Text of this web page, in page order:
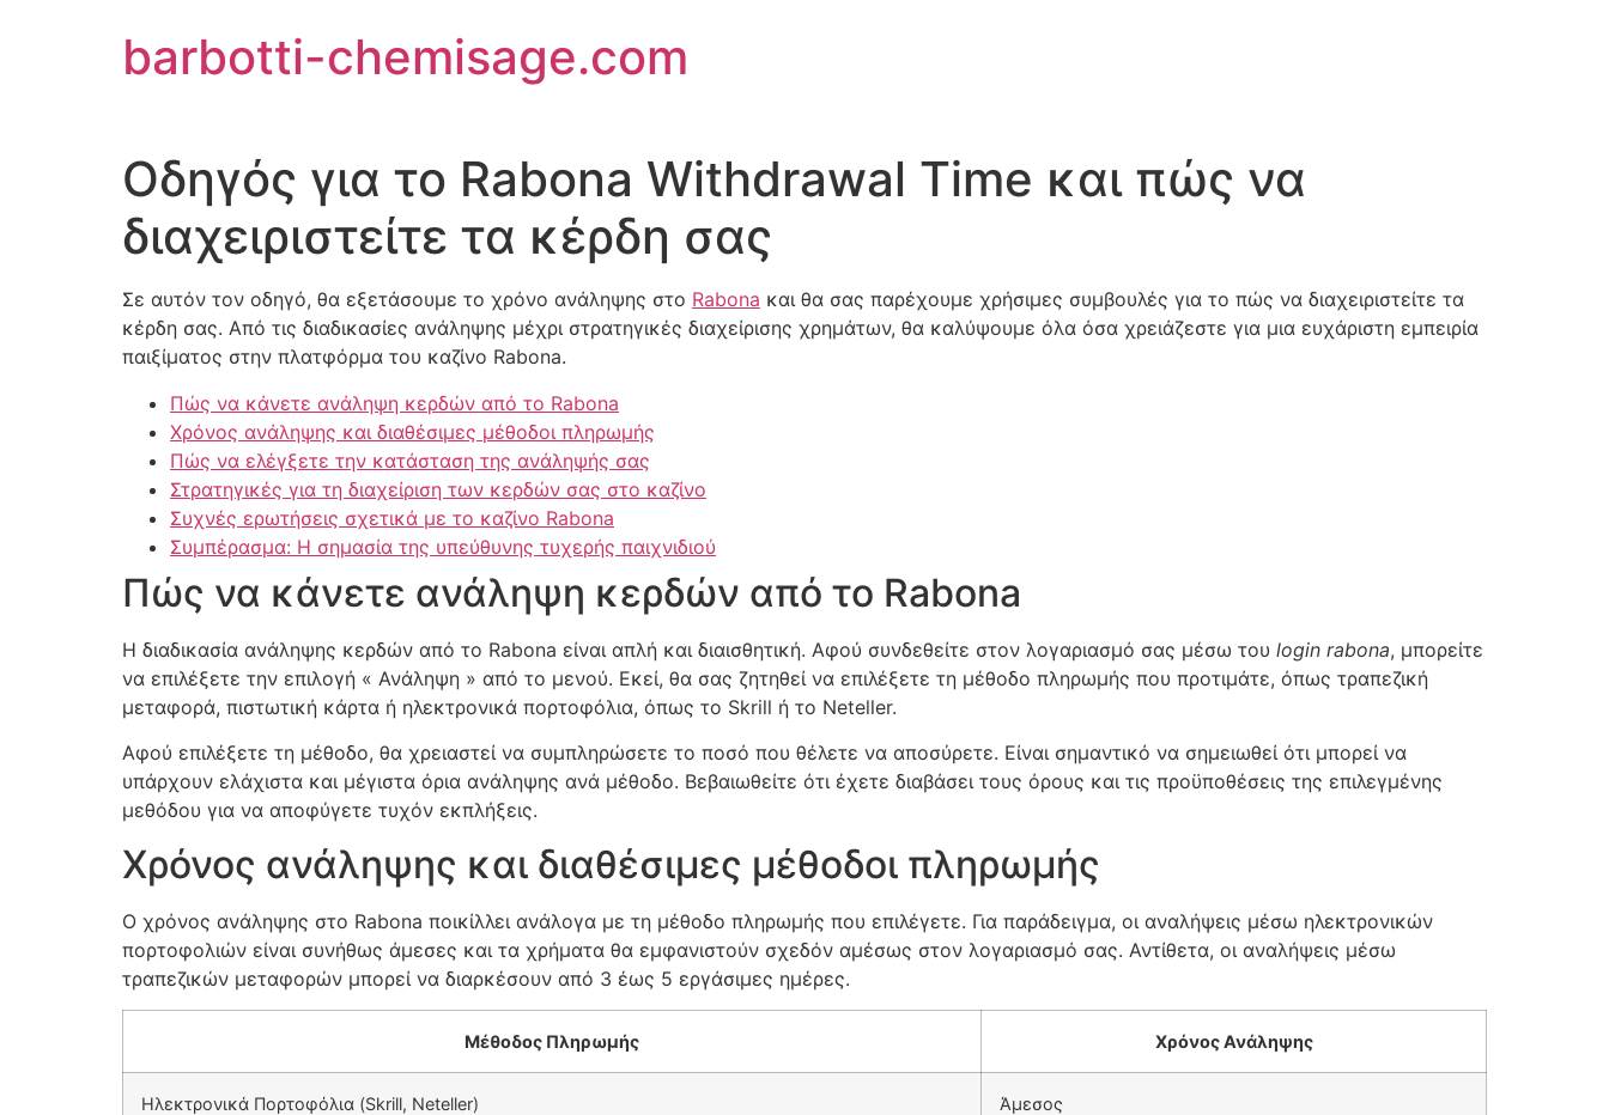
barbotti-chemisage.com
Οδηγός για το Rabona Withdrawal Time και πώς να
διαχειριστείτε τα κέρδη σας
Σε αυτόν τον οδηγό, θα εξετάσουμε το χρόνο ανάληψης στο Rabona και θα σας παρέχουμε χρήσιμες συμβουλές για το πώς να διαχειριστείτε τα
κέρδη σας. Από τις διαδικασίες ανάληψης μέχρι στρατηγικές διαχείρισης χρημάτων, θα καλύψουμε όλα όσα χρειάζεστε για μια ευχάριστη εμπειρία
παιξίματος στην πλατφόρμα του καζίνο Rabona.
Πώς να κάνετε ανάληψη κερδών από το Rabona
Χρόνος ανάληψης και διαθέσιμες μέθοδοι πληρωμής
Πώς να ελέγξετε την κατάσταση της ανάληψής σας
Στρατηγικές για τη διαχείριση των κερδών σας στο καζίνο
Συχνές ερωτήσεις σχετικά με το καζίνο Rabona
Συμπέρασμα: Η σημασία της υπεύθυνης τυχερής παιχνιδιού
Πώς να κάνετε ανάληψη κερδών από το Rabona
Η διαδικασία ανάληψης κερδών από το Rabona είναι απλή και διαισθητική. Αφού συνδεθείτε στον λογαριασμό σας μέσω του login rabona, μπορείτε
να επιλέξετε την επιλογή « Ανάληψη » από το μενού. Εκεί, θα σας ζητηθεί να επιλέξετε τη μέθοδο πληρωμής που προτιμάτε, όπως τραπεζική
μεταφορά, πιστωτική κάρτα ή ηλεκτρονικά πορτοφόλια, όπως το Skrill ή το Neteller.
Αφού επιλέξετε τη μέθοδο, θα χρειαστεί να συμπληρώσετε το ποσό που θέλετε να αποσύρετε. Είναι σημαντικό να σημειωθεί ότι μπορεί να
υπάρχουν ελάχιστα και μέγιστα όρια ανάληψης ανά μέθοδο. Βεβαιωθείτε ότι έχετε διαβάσει τους όρους και τις προϋποθέσεις της επιλεγμένης
μεθόδου για να αποφύγετε τυχόν εκπλήξεις.
Χρόνος ανάληψης και διαθέσιμες μέθοδοι πληρωμής
Ο χρόνος ανάληψης στο Rabona ποικίλλει ανάλογα με τη μέθοδο πληρωμής που επιλέγετε. Για παράδειγμα, οι αναλήψεις μέσω ηλεκτρονικών
πορτοφολιών είναι συνήθως άμεσες και τα χρήματα θα εμφανιστούν σχεδόν αμέσως στον λογαριασμό σας. Αντίθετα, οι αναλήψεις μέσω
τραπεζικών μεταφορών μπορεί να διαρκέσουν από 3 έως 5 εργάσιμες ημέρες.
Μέθοδος Πληρωμής Χρόνος Ανάληψης
Ηλεκτρονικά Πορτοφόλια (Skrill, Neteller) Άμεσος